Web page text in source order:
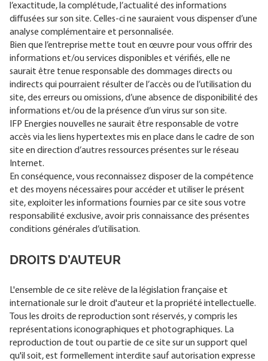
l’exactitude, la complétude, l’actualité des informations
diffusées sur son site. Celles-ci ne sauraient vous dispenser d’une
analyse complémentaire et personnalisée.
Bien que l’entreprise mette tout en œuvre pour vous offrir des
informations et/ou services disponibles et vérifiés, elle ne
saurait être tenue responsable des dommages directs ou
indirects qui pourraient résulter de l’accès ou de l’utilisation du
site, des erreurs ou omissions, d’une absence de disponibilité des
informations et/ou de la présence d’un virus sur son site.
IFP Energies nouvelles ne saurait être responsable de votre
accès via les liens hypertextes mis en place dans le cadre de son
site en direction d’autres ressources présentes sur le réseau
Internet.
En conséquence, vous reconnaissez disposer de la compétence
et des moyens nécessaires pour accéder et utiliser le présent
site, exploiter les informations fournies par ce site sous votre
responsabilité exclusive, avoir pris connaissance des présentes
conditions générales d’utilisation.
DROITS D’AUTEUR
L'ensemble de ce site relève de la législation française et
internationale sur le droit d'auteur et la propriété intellectuelle.
Tous les droits de reproduction sont réservés, y compris les
représentations iconographiques et photographiques. La
reproduction de tout ou partie de ce site sur un support quel
qu'il soit, est formellement interdite sauf autorisation expresse